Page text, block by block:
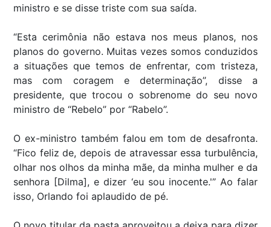
ministro e se disse triste com sua saída.
“Esta cerimônia não estava nos meus planos, nos
planos do governo. Muitas vezes somos conduzidos
a situações que temos de enfrentar, com tristeza,
mas com coragem e determinação”, disse a
presidente, que trocou o sobrenome do seu novo
ministro de “Rebelo” por “Rabelo”.
O ex-ministro também falou em tom de desafronta.
“Fico feliz de, depois de atravessar essa turbulência,
olhar nos olhos da minha mãe, da minha mulher e da
senhora [Dilma], e dizer ‘eu sou inocente.'” Ao falar
isso, Orlando foi aplaudido de pé.